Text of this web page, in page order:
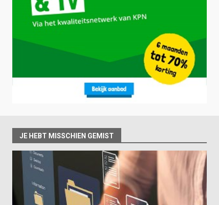
JE HEBT MISSCHIEN GEMIST